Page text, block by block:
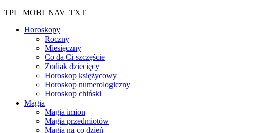
TPL_MOBI_NAV_TXT
Horoskopy
Roczny
Miesięczny
Co da Ci szczęście
Zodiak dziecięcy
Horoskop księżycowy
Horoskop numerologiczny
Horoskop chiński
Magia
Magia imion
Magia przedmiotów
Magia na co dzień